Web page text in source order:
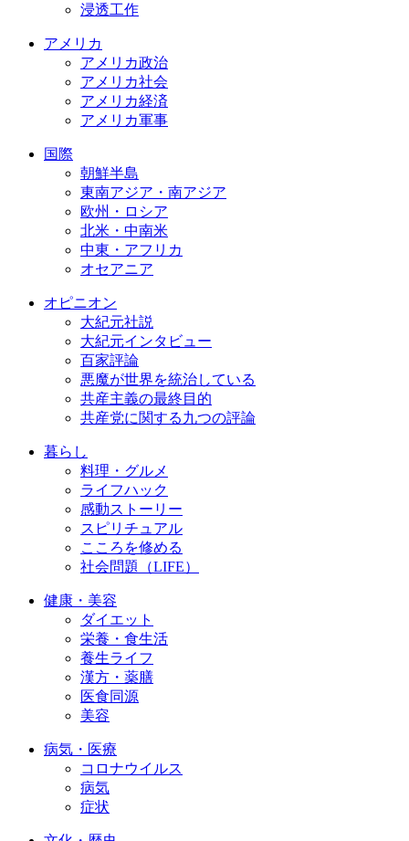
浸透工作
アメリカ
アメリカ政治
アメリカ社会
アメリカ経済
アメリカ軍事
国際
朝鮮半島
東南アジア・南アジア
欧州・ロシア
北米・中南米
中東・アフリカ
オセアニア
オピニオン
大紀元社説
大紀元インタビュー
百家評論
悪魔が世界を統治している
共産主義の最終目的
共産党に関する九つの評論
暮らし
料理・グルメ
ライフハック
感動ストーリー
スピリチュアル
こころを修める
社会問題（LIFE）
健康・美容
ダイエット
栄養・食生活
養生ライフ
漢方・薬膳
医食同源
美容
病気・医療
コロナウイルス
病気
症状